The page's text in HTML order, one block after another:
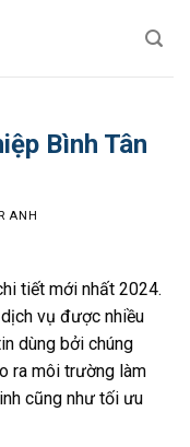
Bình Tân
ANH
tiết mới nhất 2024.
vụ được nhiều
dùng bởi chúng
ra môi trường làm
cũng như tối ưu